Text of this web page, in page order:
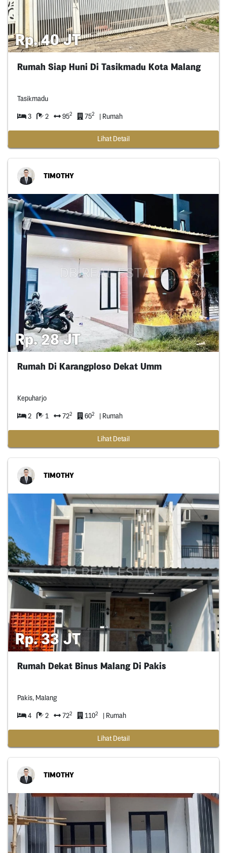
Rp. 40 JT
Rumah Siap Huni Di Tasikmadu Kota Malang
Tasikmadu
3 2 952 752 | Rumah
Lihat Detail
TIMOTHY
Rp. 28 JT
Rumah Di Karangploso Dekat Umm
Kepuharjo
2 1 722 602 | Rumah
Lihat Detail
TIMOTHY
Rp. 33 JT
Rumah Dekat Binus Malang Di Pakis
Pakis, Malang
4 2 722 1102 | Rumah
Lihat Detail
TIMOTHY